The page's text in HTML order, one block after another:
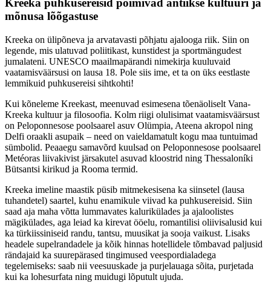
Kreeka puhkusereisid põimivad antiikse kultuuri ja
mõnusa lõõgastuse
Kreeka on ülipõneva ja arvatavasti põhjatu ajalooga riik. Siin on
legende, mis ulatuvad poliitikast, kunstidest ja sportmängudest
jumalateni. UNESCO maailmapärandi nimekirja kuuluvaid
vaatamisväärsusi on lausa 18. Pole siis ime, et ta on üks eestlaste
lemmikuid puhkusereisi sihtkohti!
Kui kõneleme Kreekast, meenuvad esimesena tõenäoliselt Vana-
Kreeka kultuur ja filosoofia. Kolm riigi olulisimat vaatamisväärsust
on Peloponnesose poolsaarel asuv Olümpia, Ateena akropol ning
Delfi oraakli asupaik – need on vaieldamatult kogu maa tuntuimad
sümbolid. Peaaegu samavõrd kuulsad on Peloponnesose poolsaarel
Metéoras liivakivist järsakutel asuvad kloostrid ning Thessaloníki
Bütsantsi kirikud ja Rooma termid.
Kreeka imeline maastik püsib mitmekesisena ka siinsetel (lausa
tuhandetel) saartel, kuhu enamikule viivad ka puhkusereisid. Siin
saad aja maha võtta lummavates kalurikülades ja ajaloolistes
mägikülades, aga leiad ka kirevat ööelu, romantilisi oliivisalusid kui
ka türkiissiniseid randu, tantsu, muusikat ja sooja vaikust. Lisaks
headele supelrandadele ja kõik hinnas hotellidele tõmbavad paljusid
rändajaid ka suurepärased tingimused veespordialadega
tegelemiseks: saab nii veesuuskade ja purjelauaga sõita, purjetada
kui ka lohesurfata ning muidugi lõputult ujuda.